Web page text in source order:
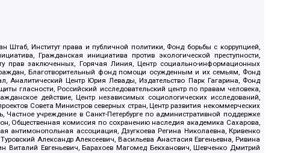
Штаб, Институт права и публичной политики, Фонд борьбы с коррупцией,
Гражданская инициатива против экологической преступности,
прав заключенных, Горячая Линия, Центр социально-информационных
Благотворительный фонд помощи осужденным и их семьям, Фонд
Аналитический Центр Юрия Левады, Издательство Парк Гагарина, Фонд
гласности, Российский исследовательский центр по правам человека,
действие, Центр независимых социологических исследований,
Совета Министров северных стран, Центр развития некоммерческих
учреждение в Санкт-Петербурге по административной поддержке
Общественная комиссия по сохранению наследия академика Сахарова,
антимонопольная ассоциация, Дзугкоева Регина Николаевна, Кривенко
Александр Алексеевич, Васильева Анастасия Евгеньевна, Ривина
Виталий Евгеньевич, Барахоев Магомед Бекханович, Шевченко Дмитрий